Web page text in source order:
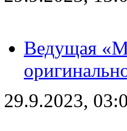
Ведущая
29.9.2023,